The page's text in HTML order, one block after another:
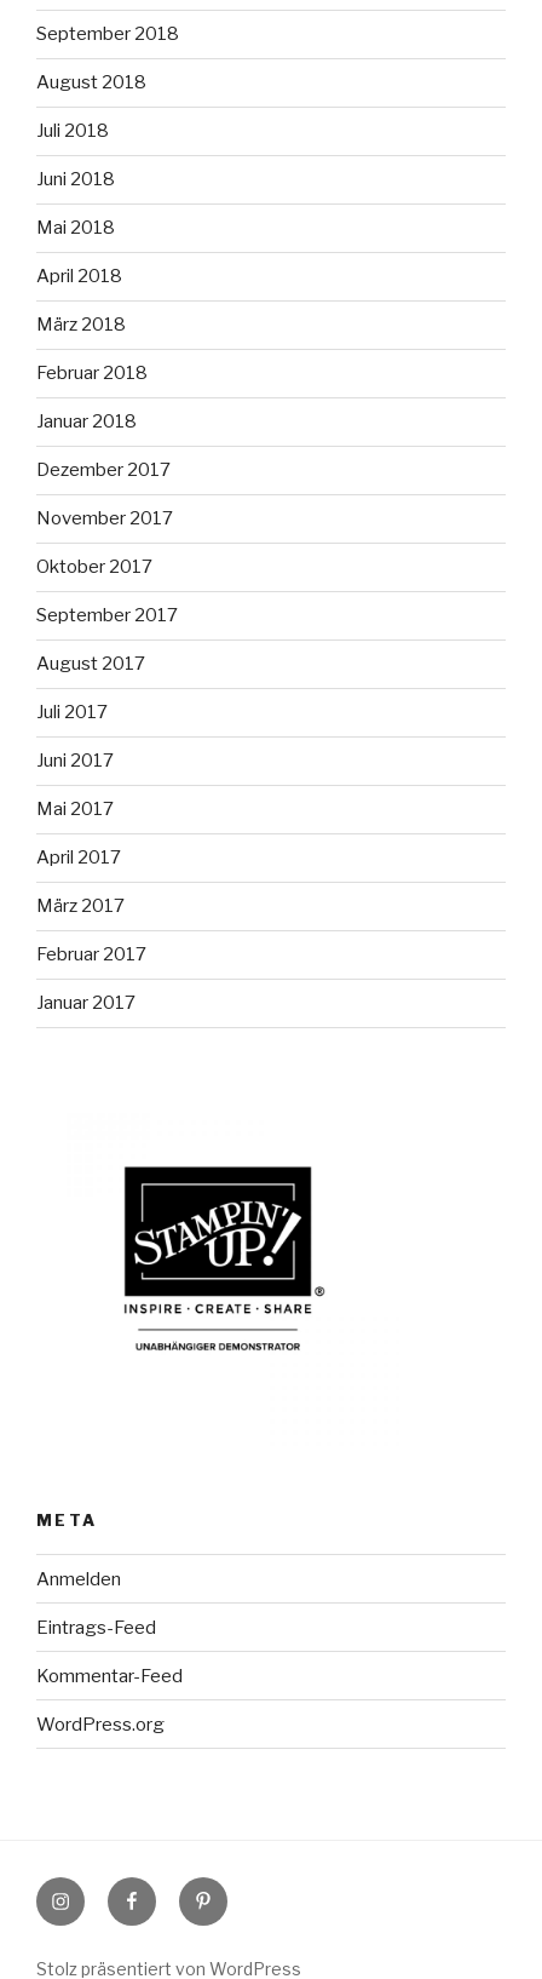
September 2018
August 2018
Juli 2018
Juni 2018
Mai 2018
April 2018
März 2018
Februar 2018
Januar 2018
Dezember 2017
November 2017
Oktober 2017
September 2017
August 2017
Juli 2017
Juni 2017
Mai 2017
April 2017
März 2017
Februar 2017
Januar 2017
META
Anmelden
Eintrags-Feed
Kommentar-Feed
WordPress.org
InstagramFacebookPinterest
Stolz präsentiert von WordPress